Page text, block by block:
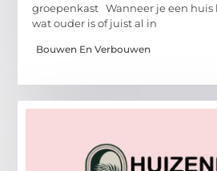
groepenkast Wanneer je een huis
wat ouder is of juist al in
Bouwen En Verbouwen